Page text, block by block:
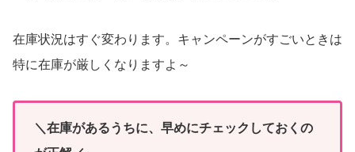
在庫状況はすぐ変わります。キャンペーンがすごいときは
特に在庫が厳しくなりますよ～
＼在庫があるうちに、早めにチェックしておくの